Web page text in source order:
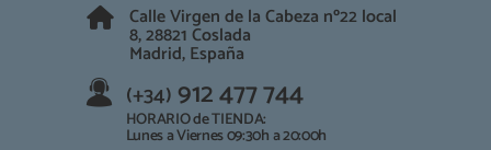
Calle Virgen de la Cabeza nº22 local
8, 28821 Coslada
Madrid, España
(+34) 912 477 744
HORARIO de TIENDA:
Lunes a Viernes 09:30h a 20:00h